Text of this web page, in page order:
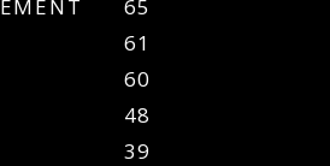
65
61
60
48
39